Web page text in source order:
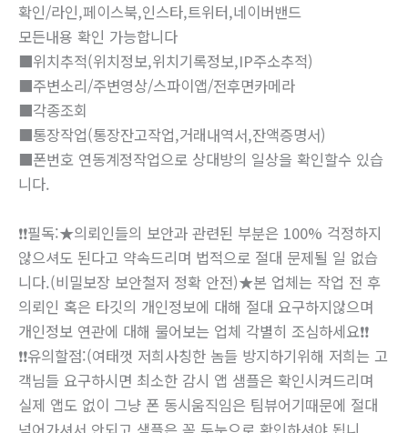
확인/라인,페이스북,인스타,트위터,네이버밴드
모든내용 확인 가능합니다
■위치추적(위치정보,위치기록정보,IP주소추적)
■주변소리/주변영상/스파이앱/전후면카메라
■각종조회
■통장작업(통장잔고작업,거래내역서,잔액증명서)
■폰번호 연동계정작업으로 상대방의 일상을 확인할수 있습
니다.
❗❗필독:★의뢰인들의 보안과 관련된 부분은 100% 걱정하지
않으셔도 된다고 약속드리며 법적으로 절대 문제될 일 없습
니다.(비밀보장 보안철저 정확 안전)★본 업체는 작업 전 후
의뢰인 혹은 타깃의 개인정보에 대해 절대 요구하지않으며
개인정보 연관에 대해 물어보는 업체 각별히 조심하세요❗❗
❗❗유의할점:(여태껏 저희사칭한 놈들 방지하기위해 저희는 고
객님들 요구하시면 최소한 감시 앱 샘플은 확인시켜드리며
실제 앱도 없이 그냥 폰 동시움직임은 팀뷰어기때문에 절대